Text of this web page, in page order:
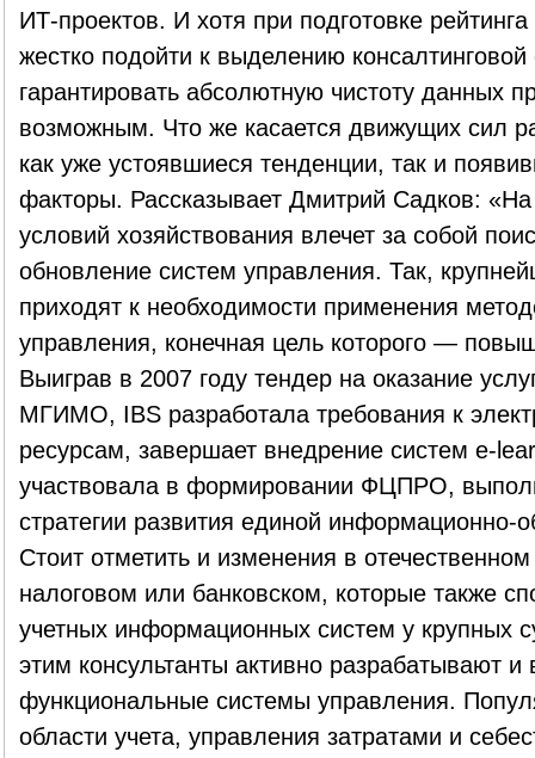
ИТ-проектов. И хотя при подготовке
жестко подойти к выделению
гарантировать абсолютную чистоту данных
возможным. Что же касается движущих сил
как уже устоявшиеся тенденции, так и
факторы. Рассказывает Дмитрий Садков:
условий хозяйствования влечет за собой
обновление систем управления. Так,
приходят к необходимости применения
управления, конечная цель которого —
Выиграв в 2007 году тендер на оказание
МГИМО, IBS разработала требования к
ресурсам, завершает внедрение систем e-
участвовала в формировании ФЦПРО,
стратегии развития единой информационно-
Стоит отметить и изменения в
налоговом или банковском, которые также
учетных информационных систем у крупных
этим консультанты активно разрабатывают
функциональные системы управления.
области учета, управления затратами и